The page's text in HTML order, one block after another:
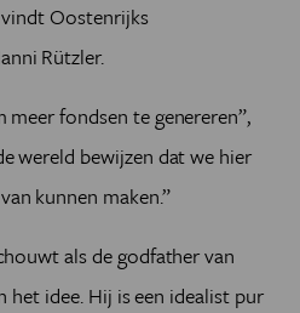
Oostenrijks
Rützler.
fondsen te genereren”,
wereld bewijzen dat we hier
kunnen maken.”
als de godfather van
het idee. Hij is een idealist pur